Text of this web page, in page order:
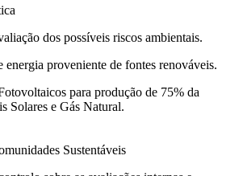
dos possíveis riscos ambientais.
proveniente de fontes renováveis.
para produção de 75% da
Solares e Gás Natural.
Sustentáveis